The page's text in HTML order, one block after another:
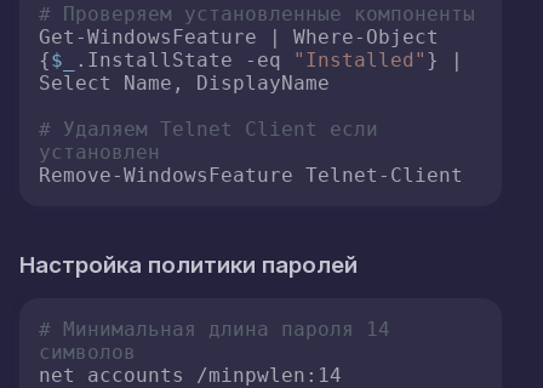
# Проверяем установленные компоненты
Get-WindowsFeature | Where-Object
{$_ .InstallState -eq "Installed" } |
Select Name, DisplayName
# Удаляем Telnet Client если
установлен
Remove-WindowsFeature Telnet-Client
Настройка политики паролей
# Минимальная длина пароля 14
символов
net accounts /minpwlen:14